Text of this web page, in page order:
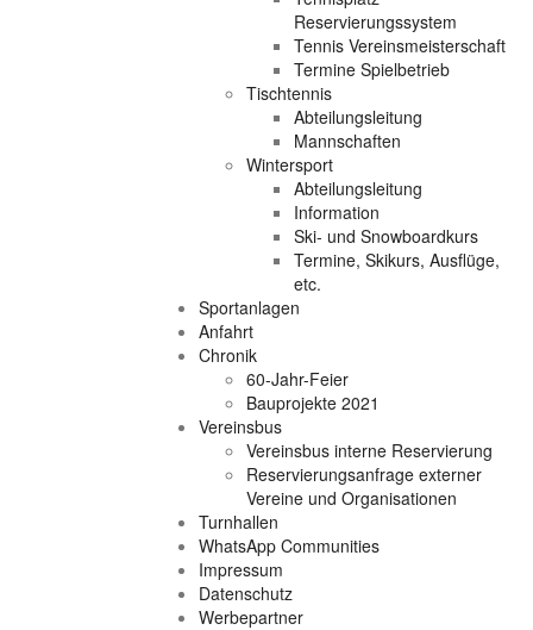
Reservierungssystem
Tennis Vereinsmeisterschaft
Termine Spielbetrieb
Tischtennis
Abteilungsleitung
Mannschaften
Wintersport
Abteilungsleitung
Information
Ski- und Snowboardkurs
Termine, Skikurs, Ausflüge,
etc.
Sportanlagen
Anfahrt
Chronik
60-Jahr-Feier
Bauprojekte 2021
Vereinsbus
Vereinsbus interne Reservierung
Reservierungsanfrage externer
Vereine und Organisationen
Turnhallen
WhatsApp Communities
Impressum
Datenschutz
Werbepartner